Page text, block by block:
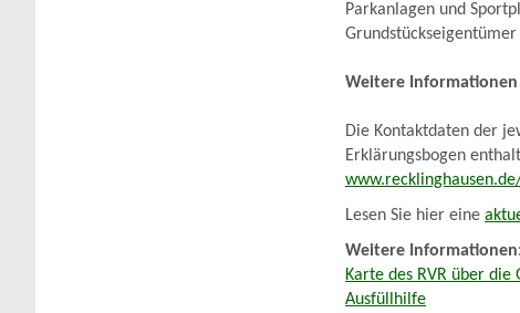
Parkanlagen und
Weitere Informationen
Die Kontaktdaten der
Erklärungsbogen
Lesen Sie hier eine
Weitere
Karte des RVR über die
Ausfüllhilfe